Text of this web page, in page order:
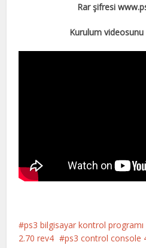
Rar şifresi
Kurulum videosunu
ps3 bilgisayar kontrol programı
2.70 rev4
ps3 control console